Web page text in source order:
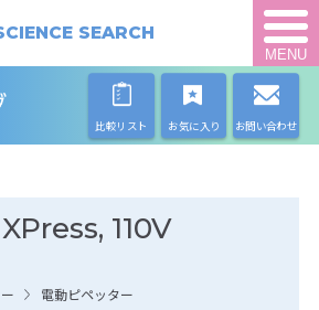
SEARCH
MENU
比較リスト お気に入り お問い合わせ
110V
電動ピペッター